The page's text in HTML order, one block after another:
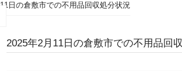
11日の倉敷市での不用品回収処分状況
2025年2月11日の倉敷市での不用品回